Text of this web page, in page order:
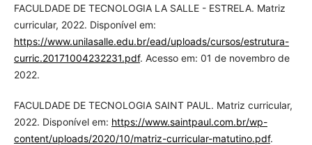
FACULDADE DE TECNOLOGIA LA SALLE - ESTRELA. Matriz
curricular, 2022. Disponível em:
https://www.unilasalle.edu.br/ead/uploads/cursos/estrutura-
curric.20171004232231.pdf. Acesso em: 01 de novembro de
2022.
FACULDADE DE TECNOLOGIA SAINT PAUL. Matriz curricular,
2022. Disponível em: https://www.saintpaul.com.br/wp-
content/uploads/2020/10/matriz-curricular-matutino.pdf.